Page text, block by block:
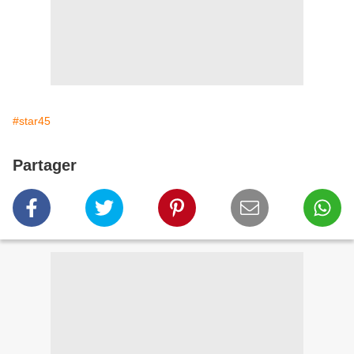
#star45
Partager